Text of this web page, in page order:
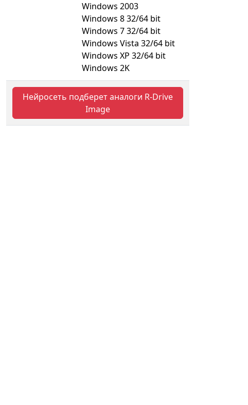
Windows 2003
Windows 8 32/64 bit
Windows 7 32/64 bit
Windows Vista 32/64 bit
Windows XP 32/64 bit
Windows 2K
Нейросеть подберет аналоги R-Drive
Image